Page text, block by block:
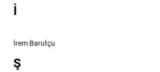
İ
İrem Barutçu
Ş